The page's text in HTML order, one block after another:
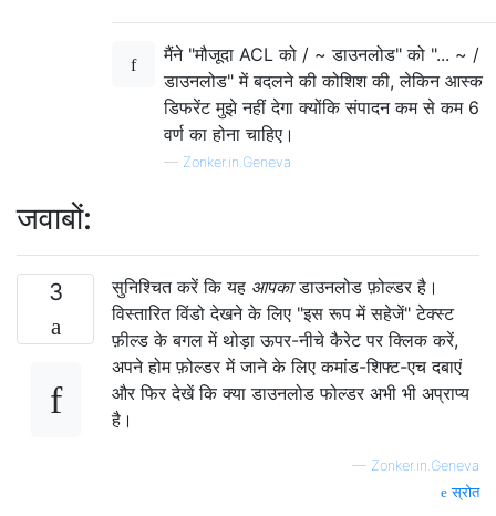
मैंने "मौजूदा ACL को / ~ डाउनलोड" को "... ~ /
डाउनलोड" में बदलने की कोशिश की, लेकिन आस्क
डिफरेंट मुझे नहीं देगा क्योंकि संपादन कम से कम 6
वर्ण का होना चाहिए।
— Zonker.in.Geneva
जवाबों:
3 सुनिश्चित करें कि यह आपकाडाउनलोड फ़ोल्डर है।
विस्तारित विंडो देखने के लिए "इस रूप में सहेजें" टेक्स्ट
फ़ील्ड के बगल में थोड़ा ऊपर-नीचे कैरेट पर क्लिक करें,
अपने होम फ़ोल्डर में जाने के लिए कमांड-शिफ्ट-एच दबाएं
और फिर देखें कि क्या डाउनलोड फोल्डर अभी भी अप्राप्य
है।
— Zonker.in.Geneva
स्रोत